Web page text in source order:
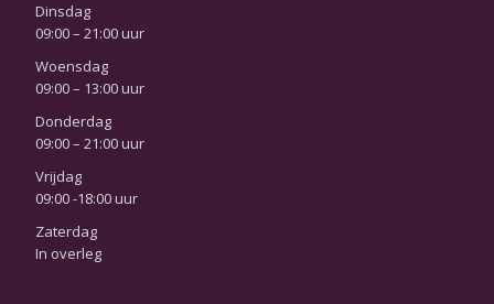
Dinsdag
09:00 – 21:00 uur
Woensdag
09:00 – 13:00 uur
Donderdag
09:00 – 21:00 uur
Vrijdag
09:00 -18:00 uur
Zaterdag
In overleg